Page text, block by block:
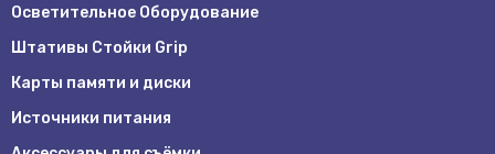
Осветительное Оборудование
Штативы Стойки Grip
Карты памяти и диски
Источники питания